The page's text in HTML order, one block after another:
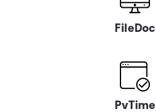
FileDoc
PvTime